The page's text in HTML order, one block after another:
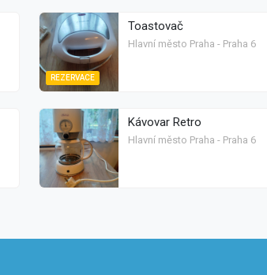
REZERVACE
Toastovač
Hlavní město Praha - Praha 6
Kávovar Retro
Hlavní město Praha - Praha 6